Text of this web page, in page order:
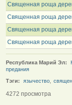
Священная роща
Священная роща
Священная роща
Священная роща
Республика Марий Эл:
предания
Тэги:
язычество
4272 просмотра